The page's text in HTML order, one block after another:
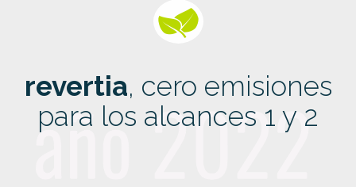
revertia, cero emisiones
para los alcances 1 y 2